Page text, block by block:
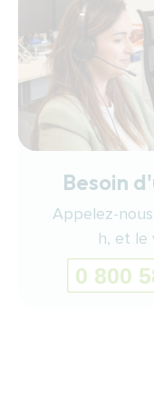
Besoin
Appelez-
h, et le